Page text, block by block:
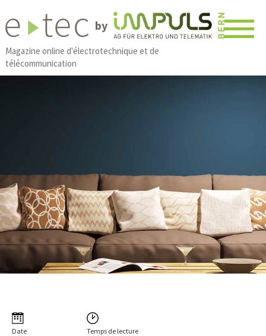
by
Magazine online d'électrotechnique et de
télécommunication
Date
Temps de lecture